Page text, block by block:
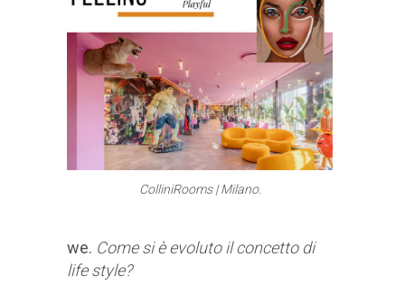
ColliniRooms | Milano.
we. Come si è evoluto il concetto di
life style?